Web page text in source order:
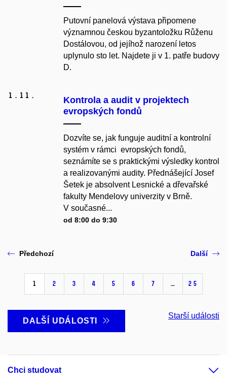
Putovní panelová výstava připomene
významnou českou byzantoložku Růženu
Dostálovou, od jejíhož narození letos
uplynulo sto let. Najdete ji v 1. patře budovy
D.
1. 11.
Kontrola a audit v projektech
evropských fondů
Dozvíte se, jak funguje auditní a kontrolní
systém v rámci evropských fondů,
seznámíte se s praktickými výsledky kontrol
a realizovanými audity. Přednášející Josef
Šetek je absolvent Lesnické a dřevařské
fakulty Mendelovy univerzity v Brně.
V současné...
od 8:00 do 9:30
Předchozí
1 2 3 4 5 6 7 … 25
Další
DALŠÍ UDÁLOSTI
Starší události
Chci studovat